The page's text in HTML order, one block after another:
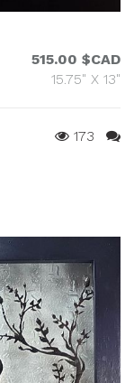
515.00 $CAD
15.75" X 13"
173